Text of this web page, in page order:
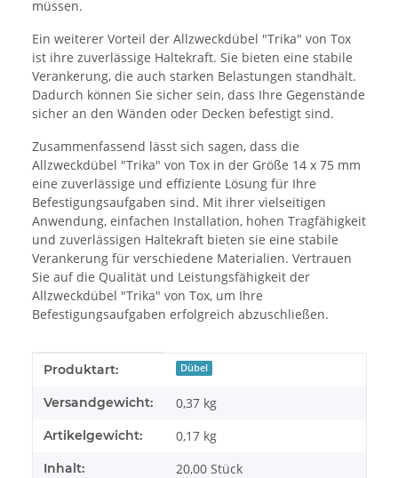
müssen.
Ein weiterer Vorteil der Allzweckdübel "Trika" von Tox
ist ihre zuverlässige Haltekraft. Sie bieten eine stabile
Verankerung, die auch starken Belastungen standhält.
Dadurch können Sie sicher sein, dass Ihre Gegenstände
sicher an den Wänden oder Decken befestigt sind.
Zusammenfassend lässt sich sagen, dass die
Allzweckdübel "Trika" von Tox in der Größe 14 x 75 mm
eine zuverlässige und effiziente Lösung für Ihre
Befestigungsaufgaben sind. Mit ihrer vielseitigen
Anwendung, einfachen Installation, hohen Tragfähigkeit
und zuverlässigen Haltekraft bieten sie eine stabile
Verankerung für verschiedene Materialien. Vertrauen
Sie auf die Qualität und Leistungsfähigkeit der
Allzweckdübel "Trika" von Tox, um Ihre
Befestigungsaufgaben erfolgreich abzuschließen.
Produkteigenschaft
Wert
Produktart: Dübel
Versandgewicht: 0,37 kg
Artikelgewicht: 0,17 kg
Inhalt: 20,00 Stück